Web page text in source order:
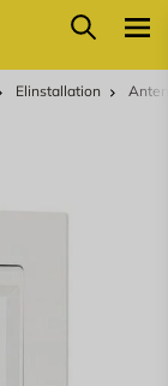
Sök
Elinstallation